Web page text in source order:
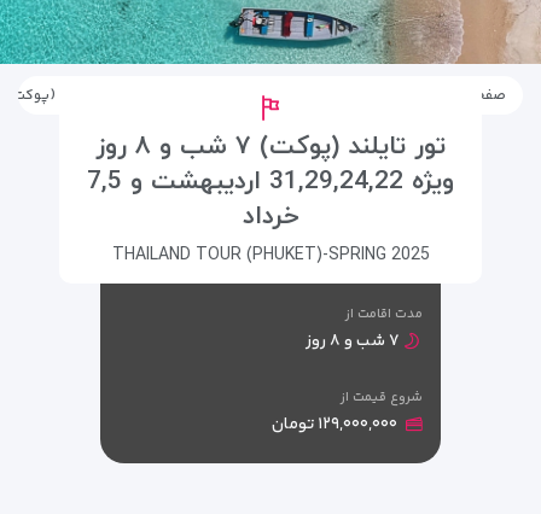
صفحه اصلی تورهای خارجی تور تایلند (پوکت) ۷ شب و ۸ روز – پرواز ماهان
تور تایلند (پوکت) ۷ شب و ۸ روز
ویژه 31,29,24,22 اردیبهشت و 7,5
خرداد
THAILAND TOUR (PHUKET)-SPRING 2025
مدت اقامت از
۷ شب و ۸ روز
شروع قیمت از
۱۲۹,۰۰۰,۰۰۰ تومان